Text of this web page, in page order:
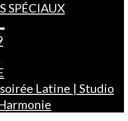
SPÉCIAUX
Latine | Studio